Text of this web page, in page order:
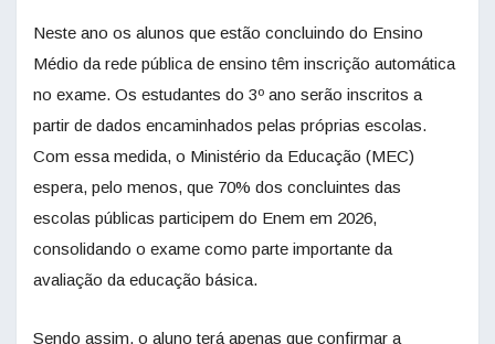
Neste ano os alunos que estão concluindo do Ensino
Médio da rede pública de ensino têm inscrição automática
no exame. Os estudantes do 3º ano serão inscritos a
partir de dados encaminhados pelas próprias escolas.
Com essa medida, o Ministério da Educação (MEC)
espera, pelo menos, que 70% dos concluintes das
escolas públicas participem do Enem em 2026,
consolidando o exame como parte importante da
avaliação da educação básica.
Sendo assim, o aluno terá apenas que confirmar a